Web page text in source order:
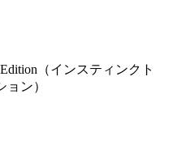
（インスティンクト
ン）